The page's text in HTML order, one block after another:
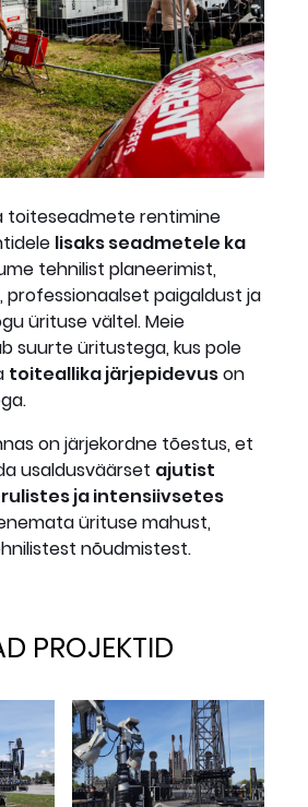
toiteseadmete rentimine
lisaks seadmetele ka
tehnilist planeerimist,
professionaalset paigaldust ja
ürituse vältel. Meie
suurte üritustega, kus pole
toiteallika järjepidevuson
on järjekordne tõestus, et
usaldusväärset ajutist
ja intensiivsetes
ürituse mahust,
nõudmistest.
PROJEKTID